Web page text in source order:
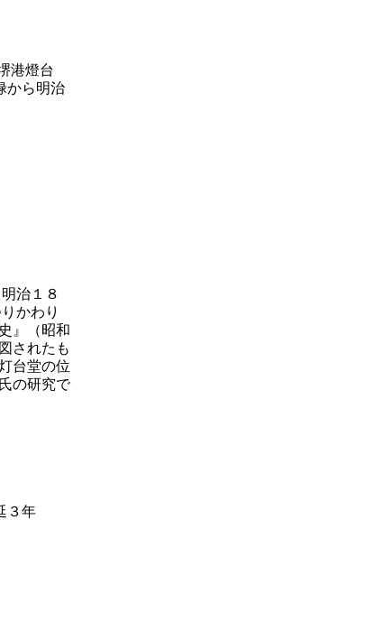
港燈台
から明治
治１８
かわり
』（昭和
されたも
台堂の位
の研究で
３年